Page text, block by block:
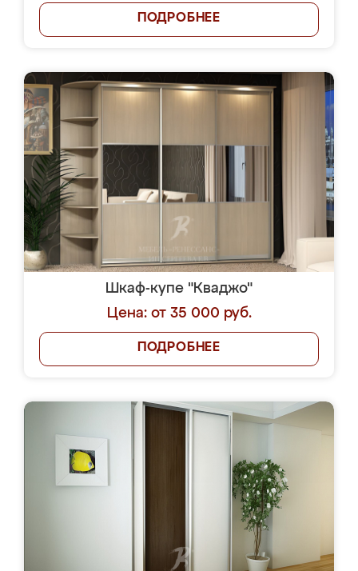
ПОДРОБНЕЕ
Шкаф-купе "Кваджо"
Цена: от 35 000 руб.
ПОДРОБНЕЕ